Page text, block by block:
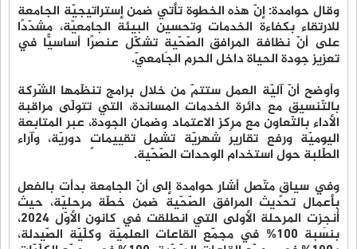
وقال حوامدة: إنّ هذه الخطوة تأتي ضمن إستراتيجيّة الجامعة
للارتقاء بكفاءة الخدمات وتحسين البيئة الجامعيّة، مشدّدًا
على أنّ نظافة المرافق الصّحّيةِ تشكّل عنصرًا أساسيًّا في
تعزيز جودة الحياة داخل الحرم الجامعيّ.
وأوضح أنّ آليّة العمل ستتمّ من خلال برامج تنظّمها الشّركة
بالتّنسيق مع دائرة الخدمات المساندة، التي تتولّى مراقبة
الأداء بالتّعاون مع مركز الاعتماد وضمان الجودة، عبر المتابعة
اليوميّة ورفع تقاريرَ شهريّة تشمل تقييماتٍ دوريّة، وآراء
الطّلبة حول استخدام الوحدات الصّحّية.
وفي سياقٍ متّصل أشار حوامدة إلى أنّ الجامعة بدأت بالفعل
بأعمال تحديث المرافق الصّحّية ضمن خطّة مرحليّة، حيث
أُنجِزت المرحلة الأولى التي انطلقت في كانون الأوّل 2024،
بنسبة 100% في مجمّع القاعات العلميّة وكلّيّة الصّيدلة،